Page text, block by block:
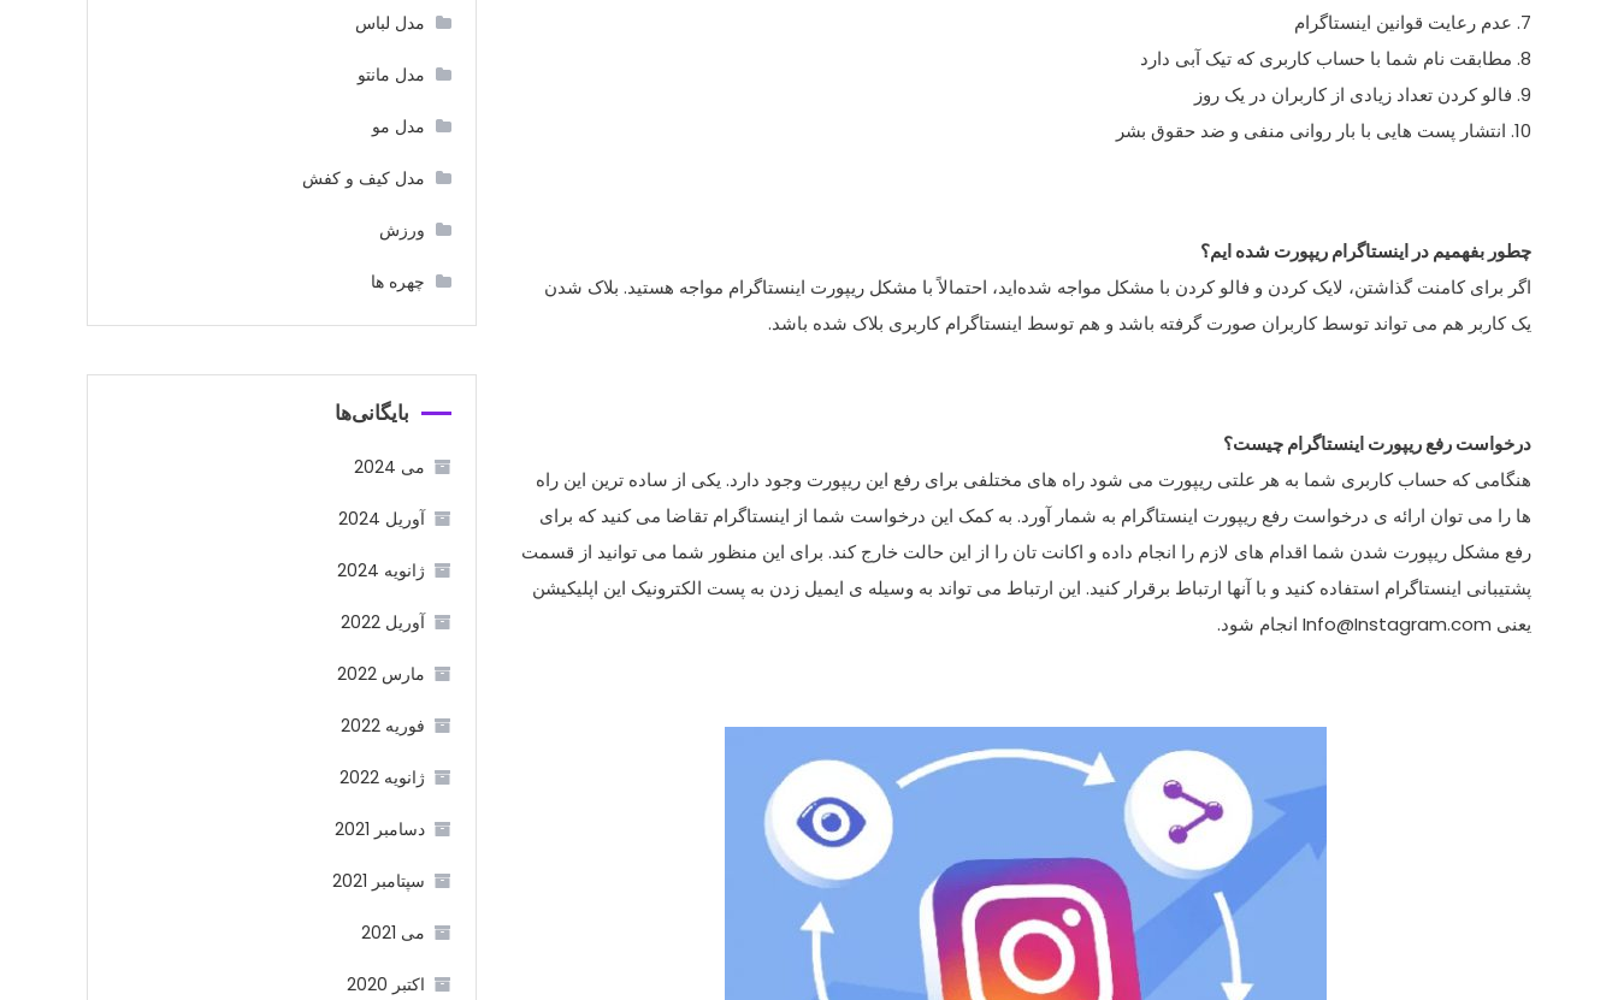
7. عدم رعایت قوانین اینستاگرام
8. مطابقت نام شما با حساب کاربری که تیک آبی دارد
9. فالو کردن تعداد زیادی از کاربران در یک روز
10. انتشار پست هایی با بار روانی منفی و ضد حقوق بشر
چطور بفهمیم در اینستاگرام ریپورت شده ایم؟
اگر برای کامنت گذاشتن، لایک کردن و فالو کردن با مشکل مواجه شده‌اید، احتمالاً با مشکل ریپورت اینستاگرام مواجه هستید. بلاک شدن
یک کاربر هم می تواند توسط کاربران صورت گرفته باشد و هم توسط اینستاگرام کاربری بلاک شده باشد.
درخواست رفع ریپورت اینستاگرام چیست؟
هنگامی که حساب کاربری شما به هر علتی ریپورت می شود راه های مختلفی برای رفع این ریپورت وجود دارد. یکی از ساده ترین این راه
ها را می توان ارائه ی درخواست رفع ریپورت اینستاگرام به شمار آورد. به کمک این درخواست شما از اینستاگرام تقاضا می کنید که برای
رفع مشکل ریپورت شدن شما اقدام های لازم را انجام داده و اکانت تان را از این حالت خارج کند. برای این منظور شما می توانید از قسمت
پشتیبانی اینستاگرام استفاده کنید و با آنها ارتباط برقرار کنید. این ارتباط می تواند به وسیله ی ایمیل زدن به پست الکترونیک این اپلیکیشن
یعنی Info@Instagram.com انجام شود.
مدل لباس
مدل مانتو
مدل مو
مدل کیف و کفش
ورزش
چهره ها
بایگانی‌ها
می 2024
آوریل 2024
ژانویه 2024
آوریل 2022
مارس 2022
فوریه 2022
ژانویه 2022
دسامبر 2021
سپتامبر 2021
می 2021
اکتبر 2020